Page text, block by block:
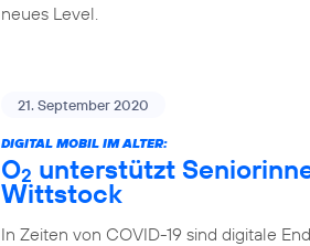
neues Level.
21. September 2020
DIGITAL MOBIL IM ALTER:
O2 unterstützt
Wittstock
In Zeiten von COVID-19 sind digitale